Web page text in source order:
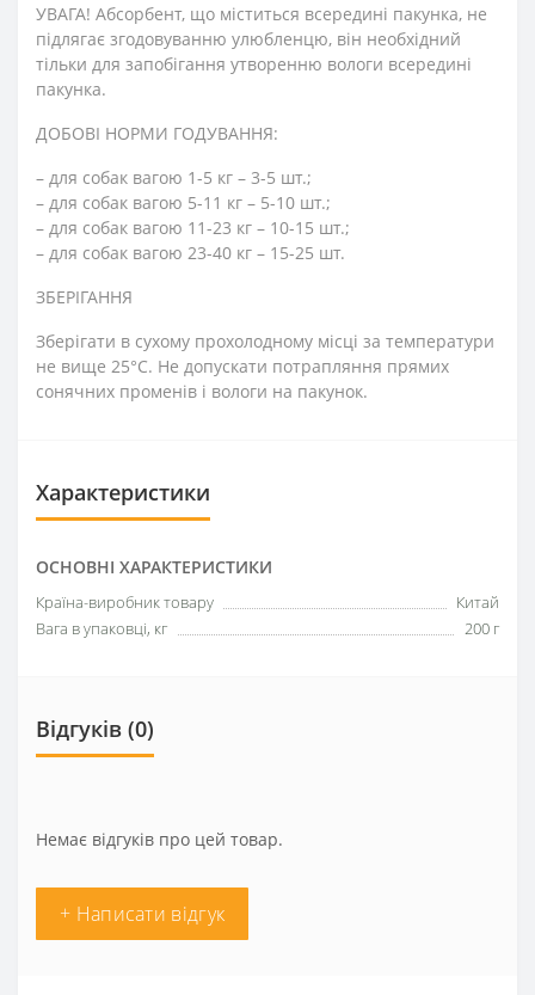
УВАГА! Абсорбент, що міститься всередині пакунка, не
підлягає згодовуванню улюбленцю, він необхідний
тільки для запобігання утворенню вологи всередині
пакунка.
ДОБОВІ НОРМИ ГОДУВАННЯ:
– для собак вагою 1-5 кг – 3-5 шт.;
– для собак вагою 5-11 кг – 5-10 шт.;
– для собак вагою 11-23 кг – 10-15 шт.;
– для собак вагою 23-40 кг – 15-25 шт.
ЗБЕРІГАННЯ
Зберігати в сухому прохолодному місці за температури
не вище 25°C. Не допускати потрапляння прямих
сонячних променів і вологи на пакунок.
Характеристики
ОСНОВНІ ХАРАКТЕРИСТИКИ
Країна-виробник товару
Китай
Вага в упаковці, кг
200 г
Відгуків (0)
Немає відгуків про цей товар.
+ Написати відгук